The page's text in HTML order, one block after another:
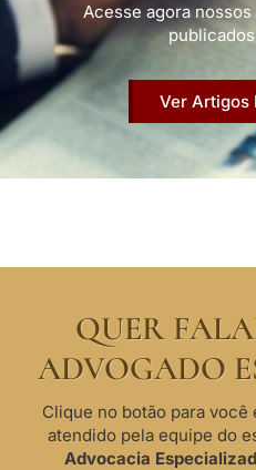
Acesse agora
Ver Artigos
QUER
ADVOGADO
Clique no botão para você
atendido pela equipe do
Advocacia